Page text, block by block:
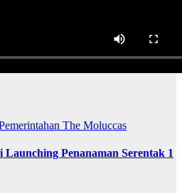
The Moluccas
Penanaman Serentak 1